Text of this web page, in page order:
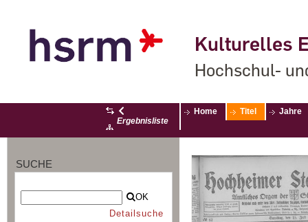
Kulturelles
Hochschul-
Ergebnisliste
Home Titel Jahre
SUCHE
OK
Detailsuche